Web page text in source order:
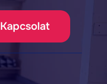
Kapcsolat